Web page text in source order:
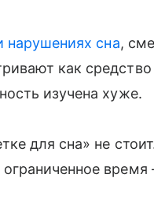
нарушениях сна,
как средство
изучена хуже.
для сна» не